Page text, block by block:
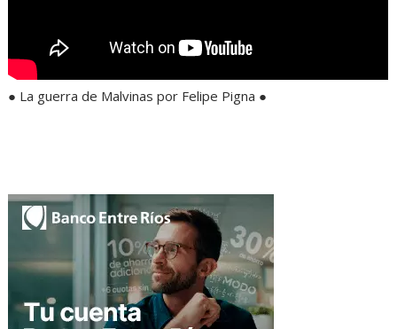
● La guerra de Malvinas por Felipe Pigna ●